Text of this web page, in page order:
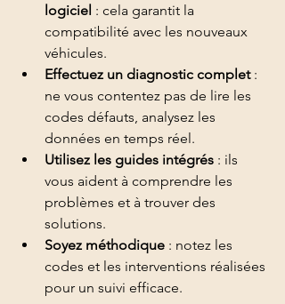
logiciel : cela garantit la
compatibilité avec les nouveaux
véhicules.
Effectuez un diagnostic complet :
ne vous contentez pas de lire les
codes défauts, analysez les
données en temps réel.
Utilisez les guides intégrés : ils
vous aident à comprendre les
problèmes et à trouver des
solutions.
Soyez méthodique : notez les
codes et les interventions réalisées
pour un suivi efficace.